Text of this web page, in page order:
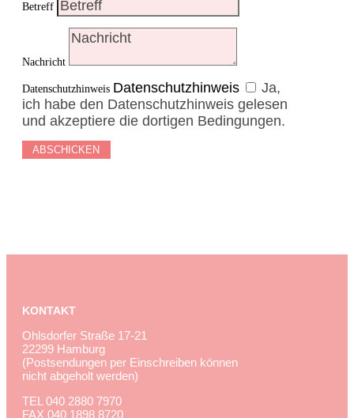
Betreff
Nachricht
Datenschutzhinweis Datenschutzhinweis
Ja,
ich habe den Datenschutzhinweis gelesen
und akzeptiere die dortigen Bedingungen.
ABSCHICKEN
KONTAKT
Ohlsdorfer Straße 17-21
22299 Hamburg
(Postsendungen per Einschreiben können
nicht abgeholt werden)
TEL 040 2880 7970
FAX 040 1898 8720